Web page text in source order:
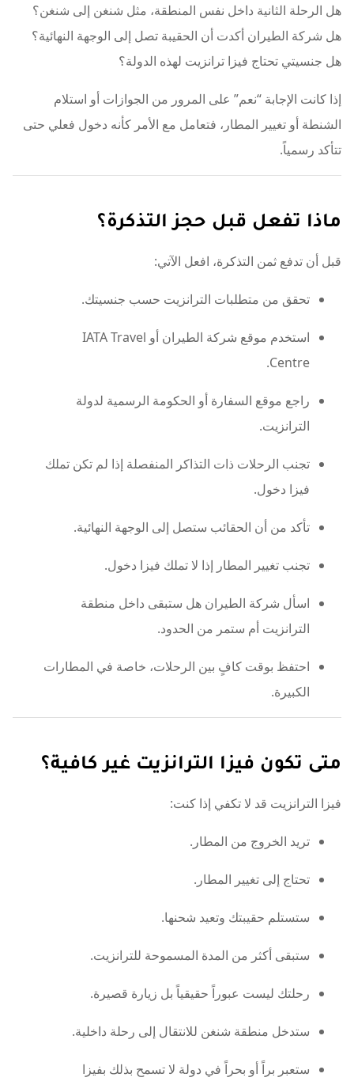
هل الرحلة الثانية داخل نفس المنطقة، مثل شنغن إلى شنغن؟
هل شركة الطيران أكدت أن الحقيبة تصل إلى الوجهة النهائية؟
هل جنسيتي تحتاج فيزا ترانزيت لهذه الدولة؟
إذا كانت الإجابة “نعم” على المرور من الجوازات أو استلام
الشنطة أو تغيير المطار، فتعامل مع الأمر كأنه دخول فعلي حتى
تتأكد رسمياً.
ماذا تفعل قبل حجز التذكرة؟
قبل أن تدفع ثمن التذكرة، افعل الآتي:
تحقق من متطلبات الترانزيت حسب جنسيتك.
استخدم موقع شركة الطيران أو IATA Travel
Centre.
راجع موقع السفارة أو الحكومة الرسمية لدولة
الترانزيت.
تجنب الرحلات ذات التذاكر المنفصلة إذا لم تكن تملك
فيزا دخول.
تأكد من أن الحقائب ستصل إلى الوجهة النهائية.
تجنب تغيير المطار إذا لا تملك فيزا دخول.
اسأل شركة الطيران هل ستبقى داخل منطقة
الترانزيت أم ستمر من الحدود.
احتفظ بوقت كافٍ بين الرحلات، خاصة في المطارات
الكبيرة.
متى تكون فيزا الترانزيت غير كافية؟
فيزا الترانزيت قد لا تكفي إذا كنت:
تريد الخروج من المطار.
تحتاج إلى تغيير المطار.
ستستلم حقيبتك وتعيد شحنها.
ستبقى أكثر من المدة المسموحة للترانزيت.
رحلتك ليست عبوراً حقيقياً بل زيارة قصيرة.
ستدخل منطقة شنغن للانتقال إلى رحلة داخلية.
ستعبر براً أو بحراً في دولة لا تسمح بذلك بفيزا